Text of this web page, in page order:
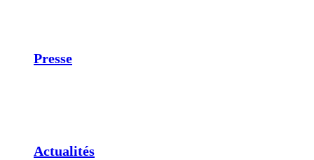
Presse
Actualités